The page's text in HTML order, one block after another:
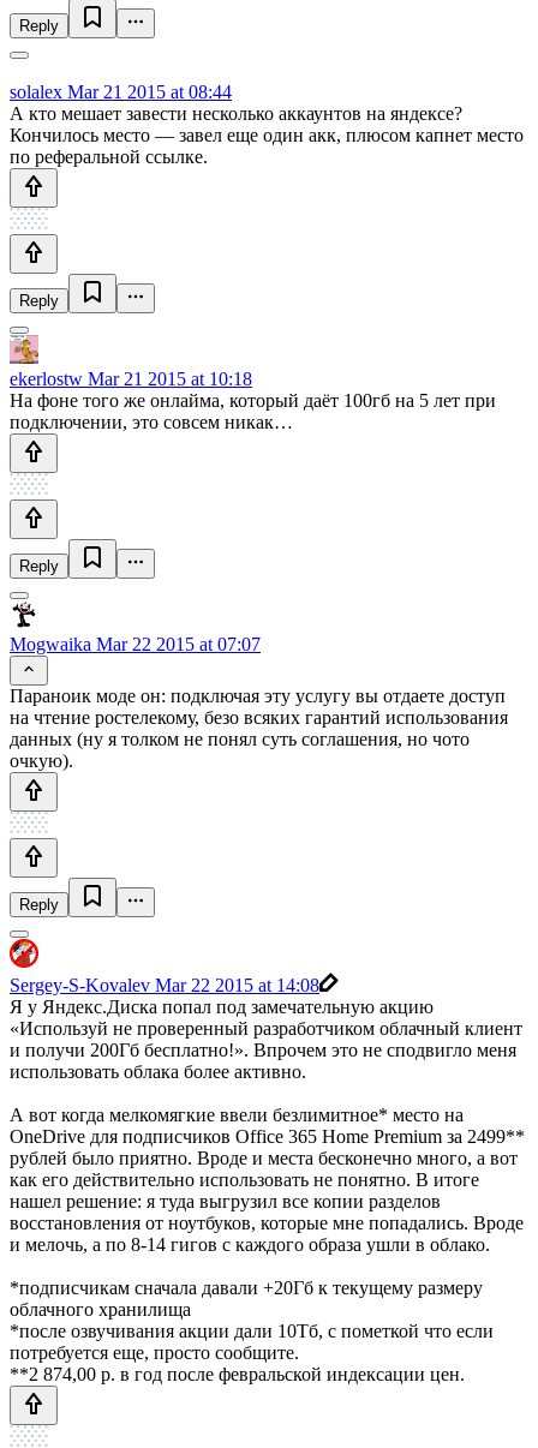
Reply
solalex Mar 21 2015 at 08:44
А кто мешает завести несколько аккаунтов на яндексе?
Кончилось место — завел еще один акк, плюсом капнет место
по реферальной ссылке.
Reply
ekerlostw Mar 21 2015 at 10:18
На фоне того же онлайма, который даёт 100гб на 5 лет при
подключении, это совсем никак…
Reply
Mogwaika Mar 22 2015 at 07:07
Параноик моде он: подключая эту услугу вы отдаете доступ
на чтение ростелекому, безо всяких гарантий использования
данных (ну я толком не понял суть соглашения, но чото
очкую).
Reply
Sergey-S-Kovalev Mar 22 2015 at 14:08
Я у Яндекс.Диска попал под замечательную акцию
«Используй не проверенный разработчиком облачный клиент
и получи 200Гб бесплатно!». Впрочем это не сподвигло меня
использовать облака более активно.
А вот когда мелкомягкие ввели безлимитное* место на
OneDrive для подписчиков Office 365 Home Premium за 2499**
рублей было приятно. Вроде и места бесконечно много, а вот
как его действительно использовать не понятно. В итоге
нашел решение: я туда выгрузил все копии разделов
восстановления от ноутбуков, которые мне попадались. Вроде
и мелочь, а по 8-14 гигов с каждого образа ушли в облако.
*подписчикам сначала давали +20Гб к текущему размеру
облачного хранилища
*после озвучивания акции дали 10Тб, с пометкой что если
потребуется еще, просто сообщите.
**2 874,00 р. в год после февральской индексации цен.